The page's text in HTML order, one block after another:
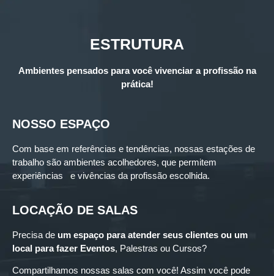
ESTRUTURA
Ambientes pensados para você vivenciar a profissão na
prática!
NOSSO ESPAÇO
Com base em referências e tendências, nossas estações de
trabalho são ambientes acolhedores, que permitem
experiências e vivências da profissão escolhida.
LOCAÇÃO DE SALAS
Precisa de um espaço para atender seus clientes ou um
local para fazer Eventos, Palestras ou Cursos?
Compartilhamos nossas salas com você! Assim você pode